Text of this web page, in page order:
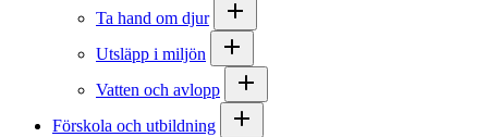
Ta hand om djur
Utsläpp i miljön
Vatten och avlopp
Förskola och utbildning